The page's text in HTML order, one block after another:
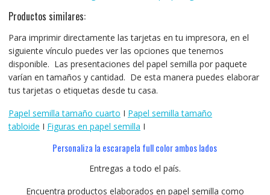
Productos similares:
Para imprimir directamente las tarjetas en tu impresora, en el
siguiente vínculo puedes ver las opciones que tenemos
disponible. Las presentaciones del papel semilla por paquete
varían en tamaños y cantidad. De esta manera puedes elaborar
tus tarjetas o etiquetas desde tu casa.
Papel semilla tamaño cuarto I Papel semilla tamaño
tabloide I Figuras en papel semilla I
Personaliza la escarapela full color ambos lados
Entregas a todo el país.
Encuentra productos elaborados en papel semilla como